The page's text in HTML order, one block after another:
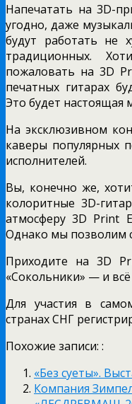
Напечатать на 3D-
угодно, даже
будут работать не
традиционных.
пожаловать на 3D
печатных гитарах
Это будет настоящая
На эксклюзивном
каверы популярных
исполнителей.
Вы, конечно же,
колоритные 3D-
атмосферу 3D Print
Однако мы позволим
Приходите на 3D
«Сокольники» — и всё
Для участия в
странах СНГ
Похожие записи: :
«Без суеты».
Компания